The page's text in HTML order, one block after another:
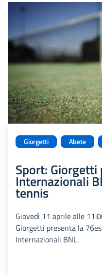
Giorgetti Abete
Sport:
Internazionali
tennis
Giovedì 11 aprile alle
Giorgetti presenta la
Internazionali BNL.